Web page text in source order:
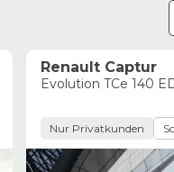
Renault Captur
Evolution TCe 140
Nur Privatkunden